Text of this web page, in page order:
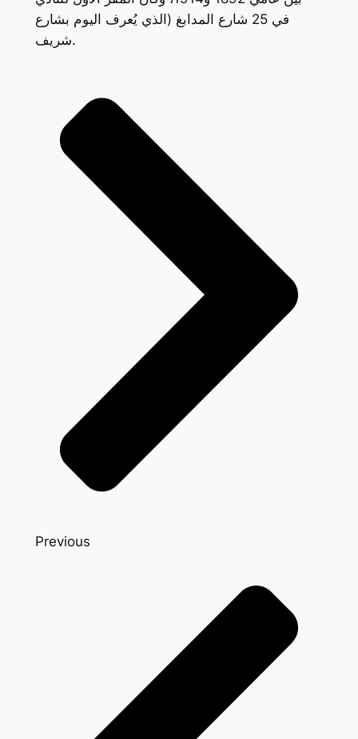
في 25 شارع المدابغ (الذي يُعرف اليوم بشارع
شريف.
Previous